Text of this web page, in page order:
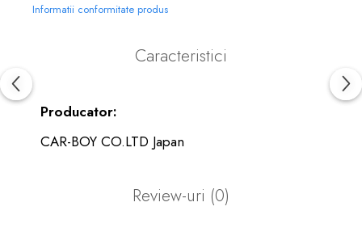
Informatii conformitate produs
Caracteristici
Producator:
CAR-BOY CO.LTD Japan
Review-uri (0)